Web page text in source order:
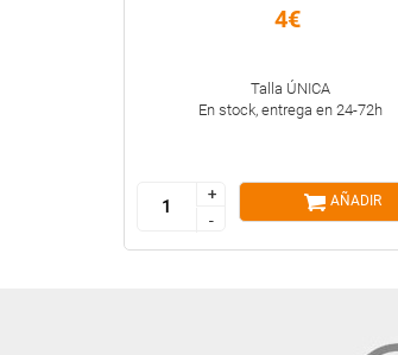
4€
Talla ÚNICA
En stock, entrega en 24-72h
+
-
+
-
AÑADIR